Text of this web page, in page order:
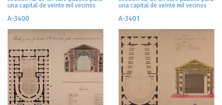
una capital de veinte mil vecinos
una capital de veinte mil vecinos
A-3400 A-3401